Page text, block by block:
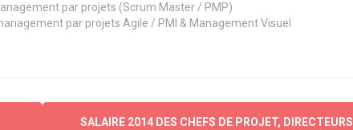
par projets (Scrum Master / PMP)
par projets Agile / PMI & Management Visuel
SALAIRE 2014 DES CHEFS DE PROJET, DIRECTEURS